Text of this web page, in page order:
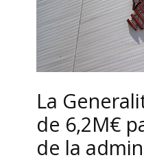
La
de 6,2M€
de la